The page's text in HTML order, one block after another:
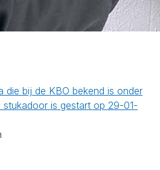
die bij de KBO bekend is onder
stukadoor is gestart op 29-01-